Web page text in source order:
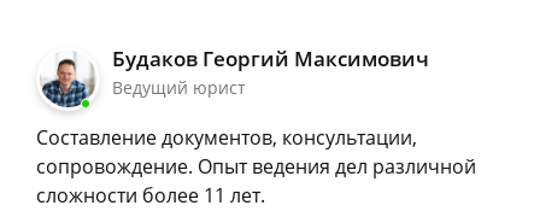
Будаков Георгий Максимович
Ведущий юрист
Составление документов, консультации,
сопровождение. Опыт ведения дел различной
сложности более 11 лет.